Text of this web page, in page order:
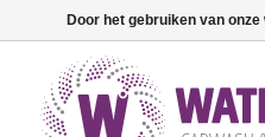
Door het gebruiken van